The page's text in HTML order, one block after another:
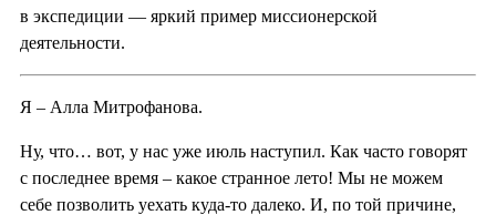
в экспедиции — яркий пример миссионерской
деятельности.
Я – Алла Митрофанова.
Ну, что… вот, у нас уже июль наступил. Как часто говорят
с последнее время – какое странное лето! Мы не можем
себе позволить уехать куда-то далеко. И, по той причине,